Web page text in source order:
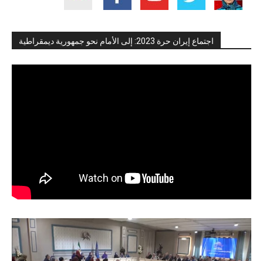
اجتماع إيران حرة 2023: إلى الأمام نحو جمهورية ديمقراطية